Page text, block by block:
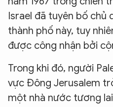
Israel đã tuyên bố chủ
thành phố này, tuy
được công nhận bởi
Trong khi đó, người
vực Đông Jerusalem
một nhà nước tương